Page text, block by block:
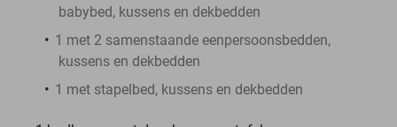
babybed, kussens en dekbedden
1 met 2 samenstaande eenpersoonsbedden,
kussens en dekbedden
1 met stapelbed, kussens en dekbedden